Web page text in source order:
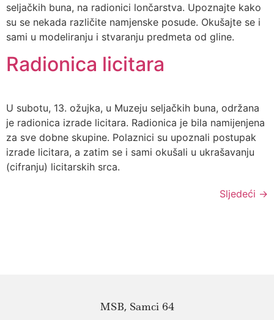
seljačkih buna, na radionici lončarstva. Upoznajte kako
su se nekada različite namjenske posude. Okušajte se i
sami u modeliranju i stvaranju predmeta od gline.
Radionica licitara
U subotu, 13. ožujka, u Muzeju seljačkih buna, održana
je radionica izrade licitara. Radionica je bila namijenjena
za sve dobne skupine. Polaznici su upoznali postupak
izrade licitara, a zatim se i sami okušali u ukrašavanju
(cifranju) licitarskih srca.
Sljedeći →
MSB, Samci 64